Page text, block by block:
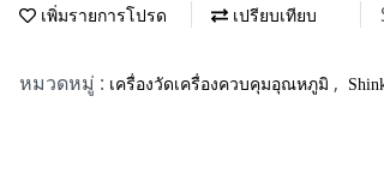
เพิ่มรายการโปรด เปรียบเทียบ
หมวดหมู่ : เครื่องวัดเครื่องควบคุมอุณหภูมิ ,